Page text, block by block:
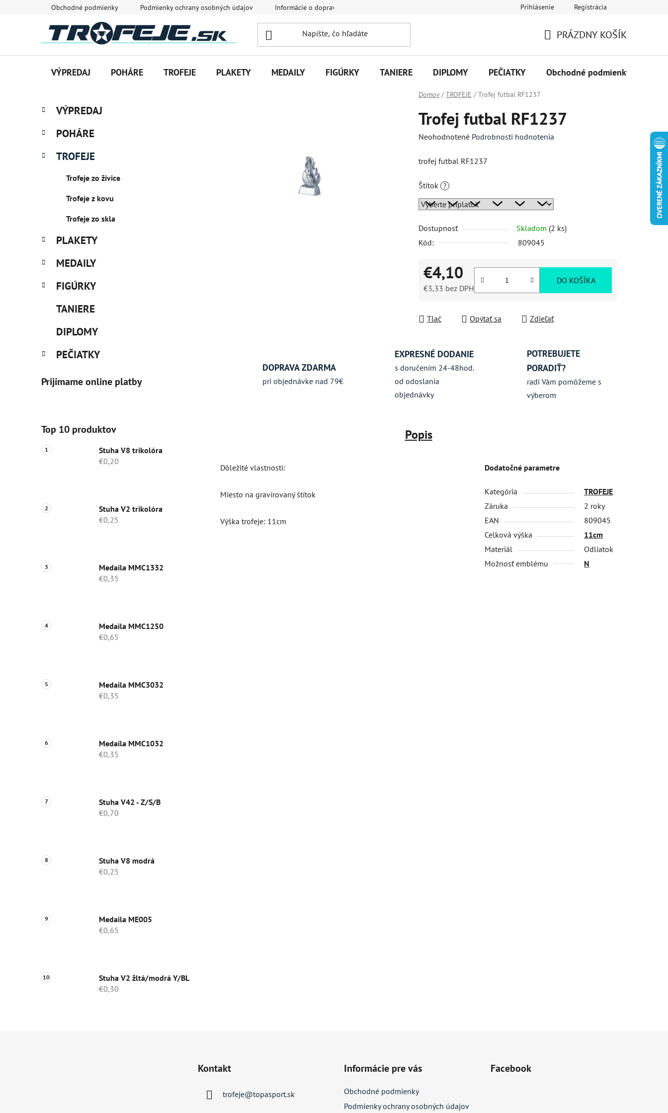
Obchodné podmienky Podmienky ochrany osobných údajov Informácie o doprave Prihlásenie Registrácia
KOŠÍK
PRÁZDNY KOŠÍK
VÝPREDAJ POHÁRE TROFEJE PLAKETY MEDAILY FIGÚRKY TANIERE DIPLOMY PEČIATKY Obchodné podmienky
Domov / TROFEJE / Trofej futbal RF1237
B
č
ý
Preskočiť
kategórie
K
a
e
ó
VÝPREDAJ
POHÁRE
TROFEJE
Trofeje zo živice
Trofeje z kovu
Trofeje zo skla
PLAKETY
MEDAILY
FIGÚRKY
TANIERE
DIPLOMY
PEČIATKY
Prijímame online platby
Top 10 produktov
Stuha V8 trikolóra
€0,20
Stuha V2 trikolóra
€0,25
Medaila MMC1332
€0,35
Medaila MMC1250
€0,65
Medaila MMC3032
€0,35
Medaila MMC1032
€0,35
Stuha V42 - Z/S/B
€0,70
Stuha V8 modrá
€0,25
Medaila ME005
€0,65
Stuha V2 žltá/modrá Y/BL
€0,30
Trofej futbal RF1237
Priemerné
produktu
0,0
z
hviezdičiek.
Neohodnotené Podrobnosti hodnotenia
trofej futbal RF1237
Štítok ?
Dostupnosť Skladom (2 ks)
Kód:
809045
€4,10
€3,33 bez DPH
DO KOŠÍKA
Tlač Opýtať sa Zdieľať
DOPRAVA ZDARMA
pri objednávke nad 79€
EXPRESNÉ DODANIE
s doručením 24-48hod.
od odoslania
objednávky
POTREBUJETE
PORADIŤ?
radi Vám pomôžeme s
výberom
Popis
Dôležité vlastnosti:
Miesto na gravírovaný štítok
Výška trofeje: 11cm
Dodatočné parametre
Kategória
TROFEJE
Záruka
2 roky
EAN
809045
Celková výška
11cm
Materiál
Odliatok
Možnosť emblému
N
Kontakt
trofeje@topasport.sk
Informácie pre vás
Obchodné podmienky
Podmienky ochrany osobných údajov
Facebook